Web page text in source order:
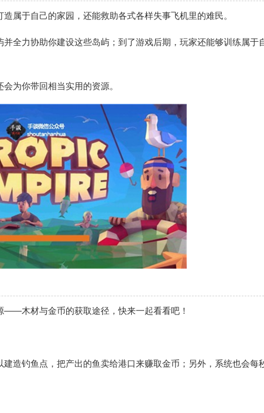
属于自己的家园，还能救助各式各样失事飞机里的难民。
全力协助你建设这些岛屿；到了游戏后期，玩家还能够训练属于
为你带回相当实用的资源。
——木材与金币的获取途径，快来一起看看吧！
造钓鱼点，把产出的鱼卖给港口来赚取金币；另外，系统也会每